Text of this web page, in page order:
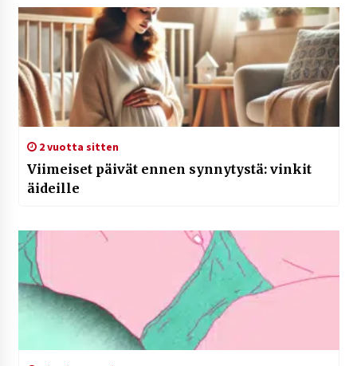
2 vuotta sitten
Viimeiset päivät ennen synnytystä: vinkit
äideille